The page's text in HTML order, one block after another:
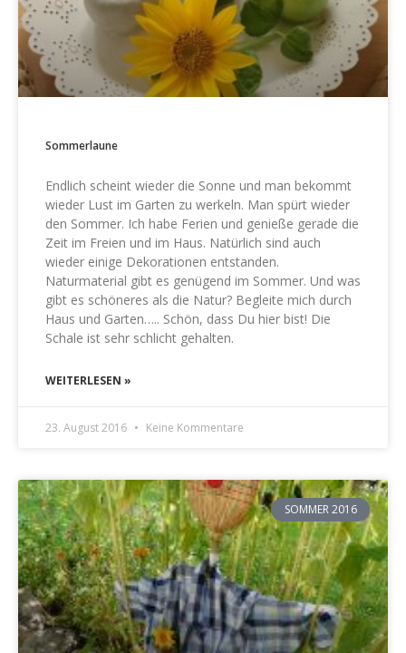
Sommerlaune
Endlich scheint wieder die Sonne und man bekommt
wieder Lust im Garten zu werkeln. Man spürt wieder
den Sommer. Ich habe Ferien und genieße gerade die
Zeit im Freien und im Haus. Natürlich sind auch
wieder einige Dekorationen entstanden.
Naturmaterial gibt es genügend im Sommer. Und was
gibt es schöneres als die Natur? Begleite mich durch
Haus und Garten….. Schön, dass Du hier bist! Die
Schale ist sehr schlicht gehalten.
WEITERLESEN »
23. August 2016 Keine Kommentare
SOMMER 2016